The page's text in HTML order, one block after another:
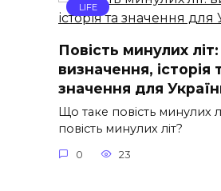
LIFE
Повість минулих літ:
визначення, історія
значення для
Що таке повість минулих
повість минулих літ?
0 23